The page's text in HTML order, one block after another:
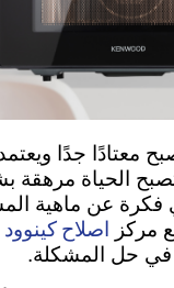
معتادًا جدًا
، تصبح الحياة
فكرة عن ماهية
مركز اصلاح كينوود
في حل المشكلة.